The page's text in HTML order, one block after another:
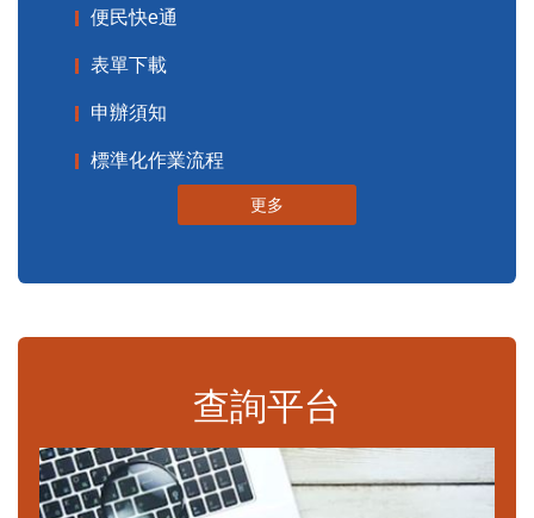
便民快e通
表單下載
申辦須知
標準化作業流程
更多
查詢平台